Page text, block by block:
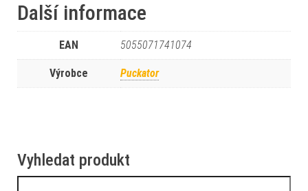
Další informace
EAN 5055071741074
Výrobce Puckator
Vyhledat produkt